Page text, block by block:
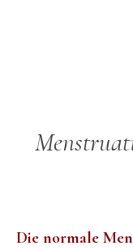
Die normale